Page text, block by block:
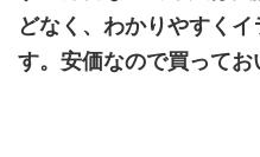
どなく、わかりやすく
す。安価なので買ってお